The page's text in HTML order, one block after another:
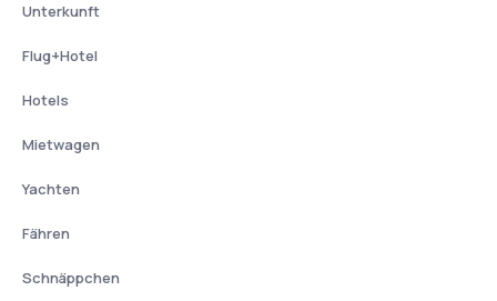
Unterkunft
Flug+Hotel
Hotels
Mietwagen
Yachten
Fähren
Schnäppchen